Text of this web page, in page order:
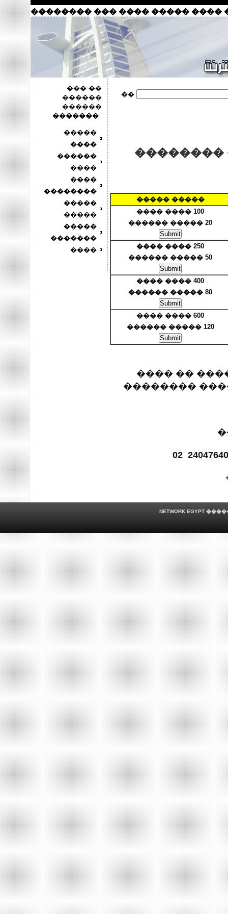
���� ���� ����� ���� ���
�� ���
������
������
�������
�����
����
������
����
����
��������
�����
�����
�����
�������
����
��
��������
����� �����
100 ���� ����
20 ����� ������
250 ���� ����
50 ����� ������
400 ���� ����
80 ����� ������
600 ���� ����
120 ����� ������
� ������
�����
24047640
02
NETWORK EGYPT